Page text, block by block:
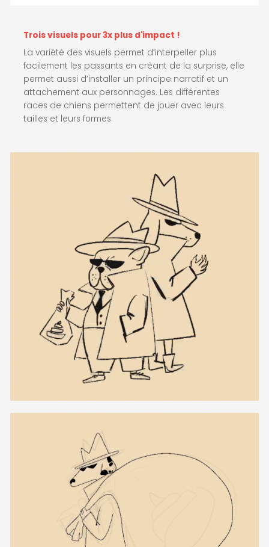
Trois visuels pour 3x plus d'impact !
La variété des visuels permet d’interpeller plus
facilement les passants en créant de la surprise, elle
permet aussi d’installer un principe narratif et un
attachement aux personnages. Les différentes
races de chiens permettent de jouer avec leurs
tailles et leurs formes.